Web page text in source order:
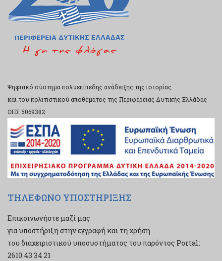
Ψηφιακό σύστημα πολυεπίπεδης ανάδειξης της ιστορίας
και του πολιτιστικού αποθέματος της Περιφέρειας Δυτικής Ελλάδας
ΟΠΣ 5069382
ΤΗΛΕΦΩΝΟ ΥΠΟΣΤΗΡΙΞΗΣ
Επικοινωνήστε μαζί μας
για υποστήριξη στην εγγραφή και τη χρήση
του διαχειριστικού υποσυστήματος του παρόντος Portal:
2610 43 34 21